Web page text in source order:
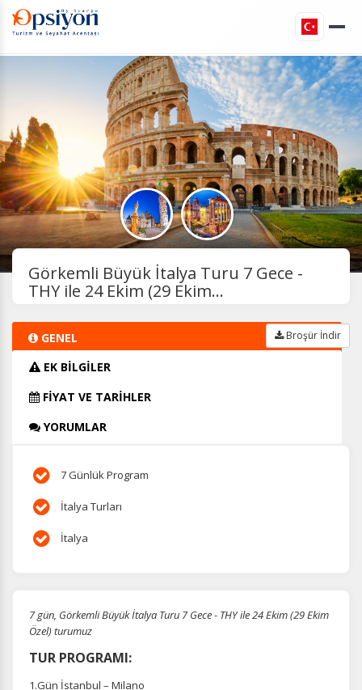
Görkemli Büyük İtalya Turu 7 Gece -
THY ile 24 Ekim (29 Ekim...
GENEL
EK BİLGİLER
FİYAT VE TARİHLER
YORUMLAR
Broşür İndir
7 Günlük Program
İtalya Turları
İtalya
7 gün, Görkemli Büyük İtalya Turu 7 Gece - THY ile 24 Ekim (29 Ekim
Özel) turumuz
TUR PROGRAMI:
1.Gün İstanbul – Milano